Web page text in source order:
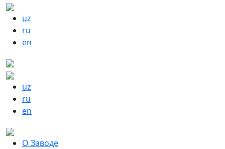
uz
ru
en
uz
ru
en
О Заводе